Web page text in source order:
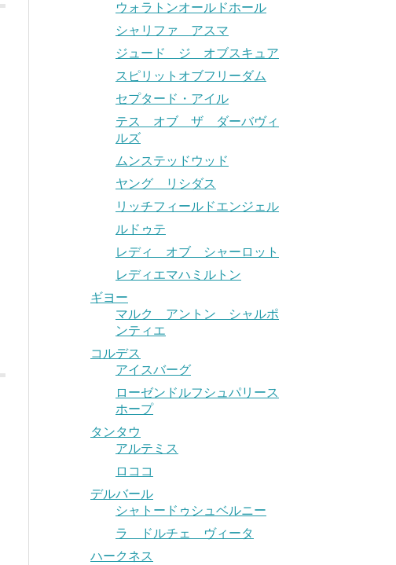
ウォラトンオールドホール
シャリファ アスマ
ジュード ジ オブスキュア
スピリットオブフリーダム
セプタード・アイル
テス オブ ザ ダーバヴィ
ルズ
ムンステッドウッド
ヤング リシダス
リッチフィールドエンジェル
ルドゥテ
レディ オブ シャーロット
レディエマハミルトン
ギヨー
マルク アントン シャルポ
ンティエ
コルデス
アイスバーグ
ローゼンドルフシュパリース
ホープ
タンタウ
アルテミス
ロココ
デルバール
シャトードゥシュベルニー
ラ ドルチェ ヴィータ
ハークネス